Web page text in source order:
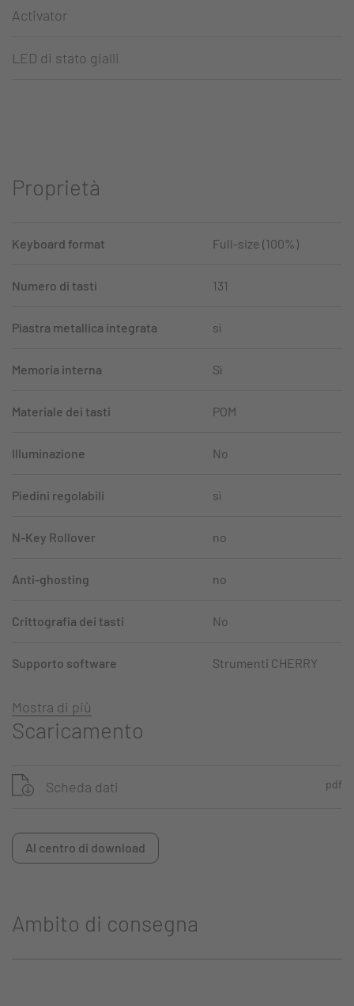
Activator
LED di stato gialli
Proprietà
Keyboard format Full-size (100%)
Numero di tasti 131
Piastra metallica integrata sì
Memoria interna Sì
Materiale dei tasti POM
Illuminazione No
Piedini regolabili sì
N-Key Rollover no
Anti-ghosting no
Crittografia dei tasti No
Supporto software Strumenti CHERRY
Mostra di più
Scaricamento
Scheda dati pdf
Al centro di download
Ambito di consegna